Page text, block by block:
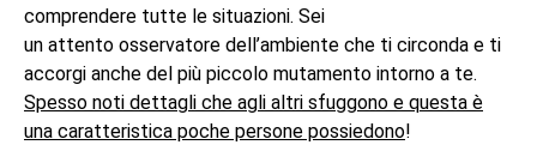
comprendere tutte le situazioni. Sei
un attento osservatore dell’ambiente che ti circonda e ti
accorgi anche del più piccolo mutamento intorno a te.
Spesso noti dettagli che agli altri sfuggono e questa è
una caratteristica poche persone possiedono!